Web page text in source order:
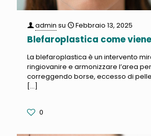
admin su Febbraio 13, 2025
Blefaroplastica come
La blefaroplastica è un intervento
ringiovanire e armonizzare l’area
correggendo borse, eccesso di
[…]
0